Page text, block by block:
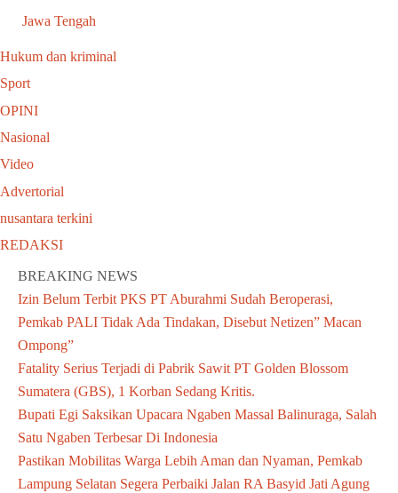
Jawa Tengah
Hukum dan kriminal
Sport
OPINI
Nasional
Video
Advertorial
nusantara terkini
REDAKSI
BREAKING NEWS
Izin Belum Terbit PKS PT Aburahmi Sudah Beroperasi,
Pemkab PALI Tidak Ada Tindakan, Disebut Netizen” Macan
Ompong”
Fatality Serius Terjadi di Pabrik Sawit PT Golden Blossom
Sumatera (GBS), 1 Korban Sedang Kritis.
Bupati Egi Saksikan Upacara Ngaben Massal Balinuraga, Salah
Satu Ngaben Terbesar Di Indonesia
Pastikan Mobilitas Warga Lebih Aman dan Nyaman, Pemkab
Lampung Selatan Segera Perbaiki Jalan RA Basyid Jati Agung